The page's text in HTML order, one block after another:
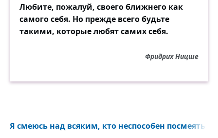
Любите, пожалуй, своего ближнего как
самого себя. Но прежде всего будьте
такими, которые любят самих себя.
Фридрих Ницше
Я смеюсь над всяким, кто неспособен посмеяться